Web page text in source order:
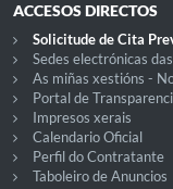
ACCESOS DIRECTOS
Solicitude de Cita
Sedes electrónicas
As miñas xestións -
Portal de
Impresos xerais
Calendario Oficial
Perfil do Contratante
Taboleiro de Anuncios